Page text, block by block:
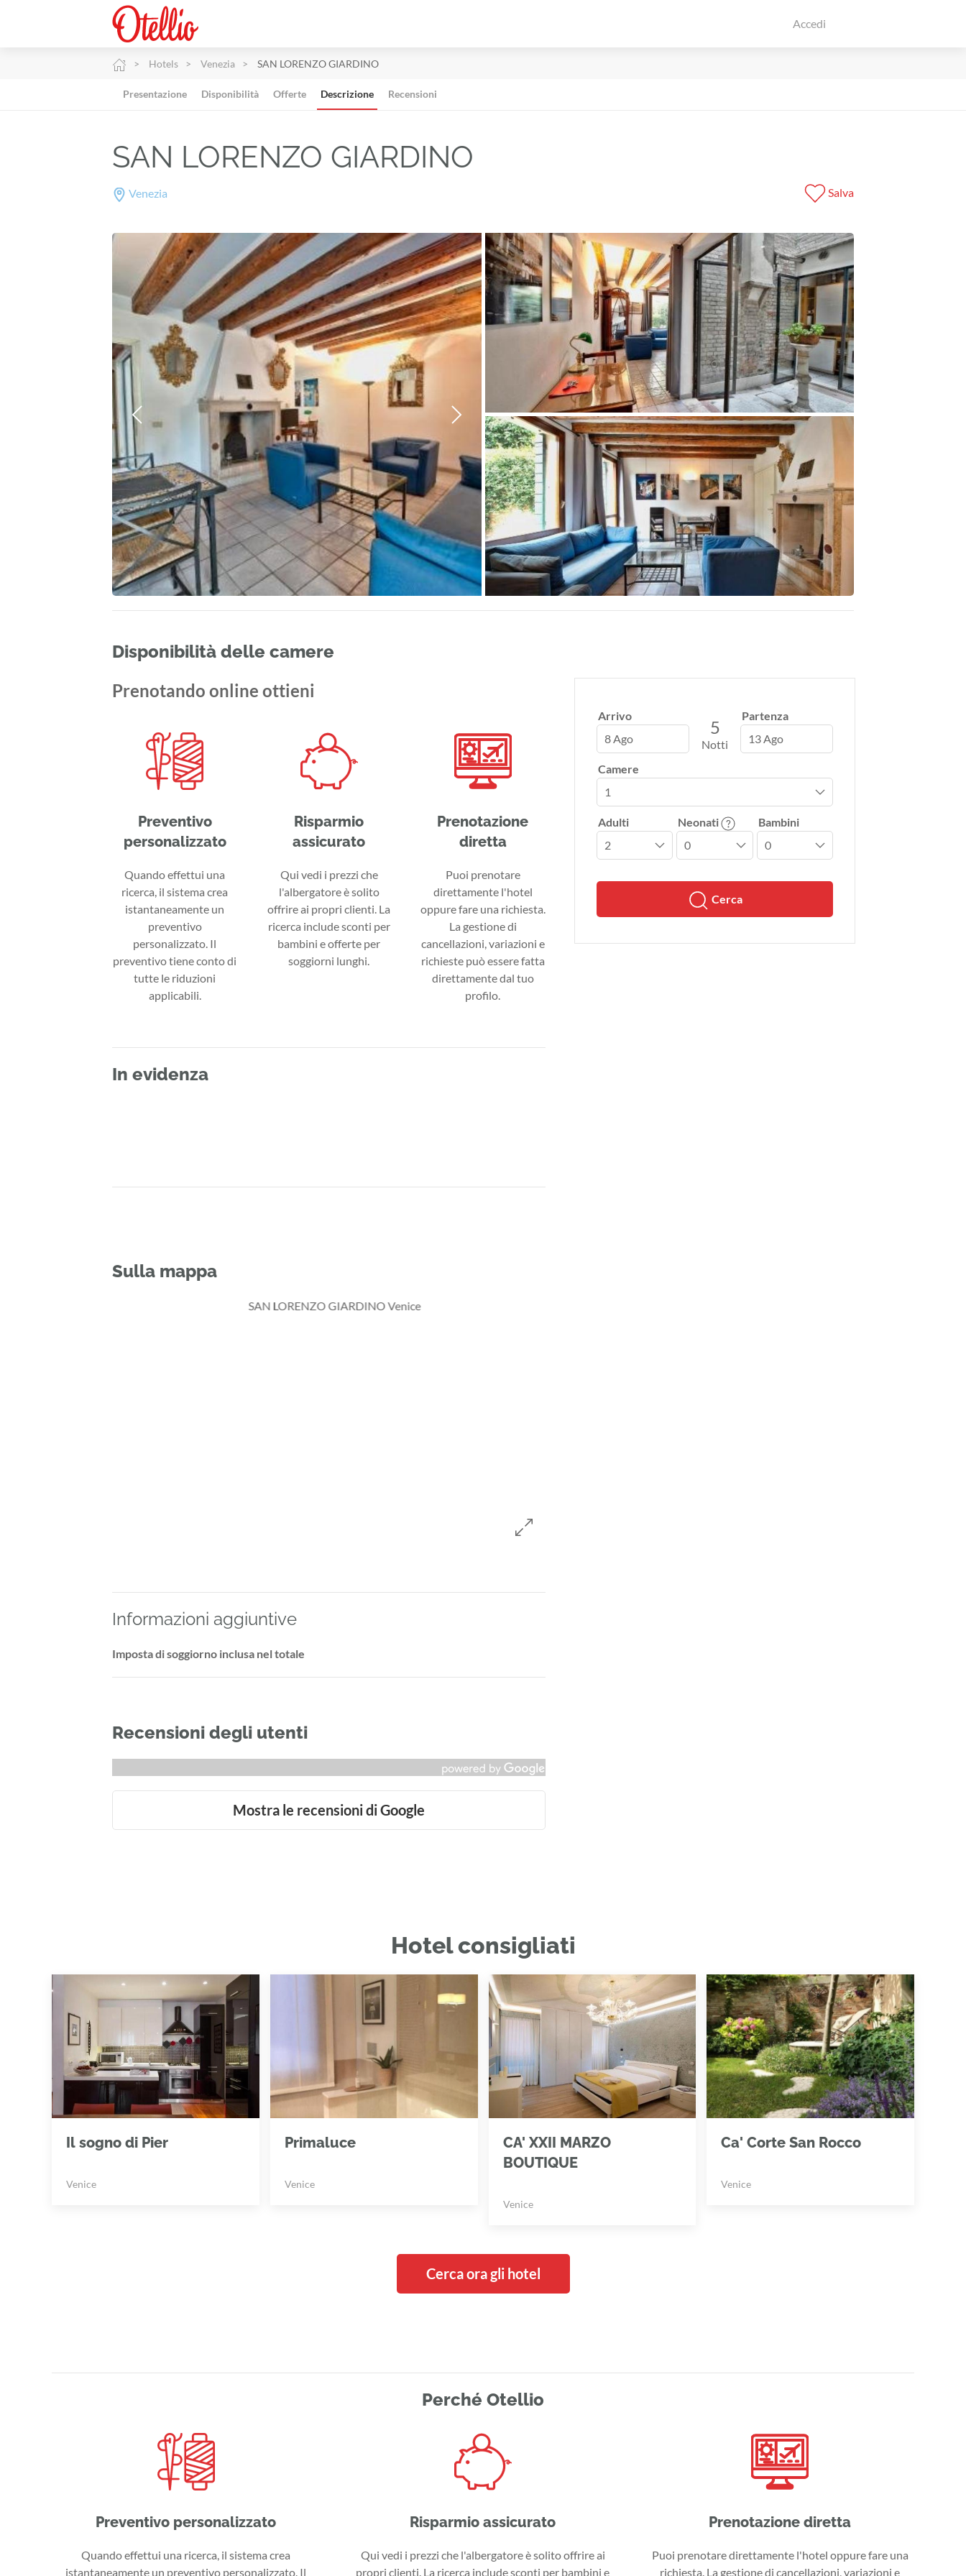
Accedi
Hotels Venezia SAN LORENZO GIARDINO
Presentazione Disponibilità Offerte Descrizione Recensioni
SAN LORENZO GIARDINO
Venezia Salva
Disponibilità delle camere
Arrivo
8 Ago
5
Notti
Partenza
13 Ago
Camere
Adulti Neonati Bambini
Cerca
Prenotando online ottieni
Preventivo
personalizzato
Quando effettui una
ricerca, il sistema crea
istantaneamente un
preventivo
personalizzato. Il
preventivo tiene conto di
tutte le riduzioni
applicabili.
Risparmio
assicurato
Qui vedi i prezzi che
l'albergatore è solito
offrire ai propri clienti. La
ricerca include sconti per
bambini e offerte per
soggiorni lunghi.
Prenotazione
diretta
Puoi prenotare
direttamente l'hotel
oppure fare una richiesta.
La gestione di
cancellazioni, variazioni e
richieste può essere fatta
direttamente dal tuo
profilo.
In evidenza
Sulla mappa
Informazioni aggiuntive
Imposta di soggiorno inclusa nel totale
Recensioni degli utenti
Mostra le recensioni di Google
Hotel consigliati
Il sogno di Pier
Venice
Primaluce
Venice
CA' XXII MARZO
BOUTIQUE
Venice
Ca' Corte San Rocco
Venice
Cerca ora gli hotel
Perché Otellio
Preventivo personalizzato
Quando effettui una ricerca, il sistema crea
istantaneamente un preventivo personalizzato. Il
Risparmio assicurato
Qui vedi i prezzi che l'albergatore è solito offrire ai
propri clienti. La ricerca include sconti per bambini e
Prenotazione diretta
Puoi prenotare direttamente l'hotel oppure fare una
richiesta. La gestione di cancellazioni, variazioni e